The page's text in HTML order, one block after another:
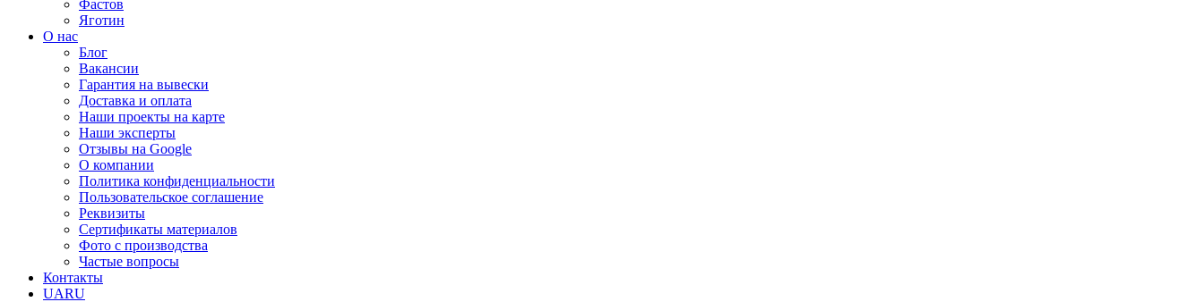
Фастов
Яготин
О нас
Блог
Вакансии
Гарантия на вывески
Доставка и оплата
Наши проекты на карте
Наши эксперты
Отзывы на Google
О компании
Политика конфиденциальности
Пользовательское соглашение
Реквизиты
Сертификаты материалов
Фото с производства
Частые вопросы
Контакты
UARU